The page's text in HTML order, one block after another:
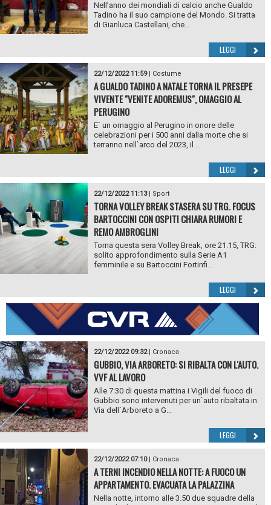
Nell’anno dei mondiali di calcio anche Gualdo
Tadino ha il suo campione del Mondo. Si tratta
di Gianluca Castellani, che...
LEGGI
22/12/2022 11:59| Costume
A GUALDO TADINO A NATALE TORNA IL PRESEPE
VIVENTE "VENITE ADOREMUS", OMAGGIO AL
PERUGINO
E` un omaggio al Perugino in onore delle
celebrazioni per i 500 anni dalla morte che si
terranno nell`arco del 2023, il ...
LEGGI
22/12/2022 11:13| Sport
TORNA VOLLEY BREAK STASERA SU TRG. FOCUS
BARTOCCINI CON OSPITI CHIARA RUMORI E
REMO AMBROGLINI
Torna questa sera Volley Break, ore 21.15, TRG:
solito approfondimento sulla Serie A1
femminile e su Bartoccini Fortinfi...
LEGGI
22/12/2022 09:32| Cronaca
GUBBIO, VIA ARBORETO: SI RIBALTA CON L'AUTO.
VVF AL LAVORO
Alle 7:30 di questa mattina i Vigili del fuoco di
Gubbio sono intervenuti per un`auto ribaltata in
Via dell`Arboreto a G...
LEGGI
22/12/2022 07:10| Cronaca
A TERNI INCENDIO NELLA NOTTE: A FUOCO UN
APPARTAMENTO. EVACUATA LA PALAZZINA
Nella notte, intorno alle 3.50 due squadre della